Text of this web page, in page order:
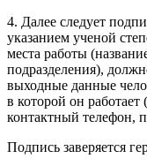
4. Далее следует
указанием ученой
места работы
подразделения),
выходные данные
в которой он
контактный телефон,
Подпись заверяется